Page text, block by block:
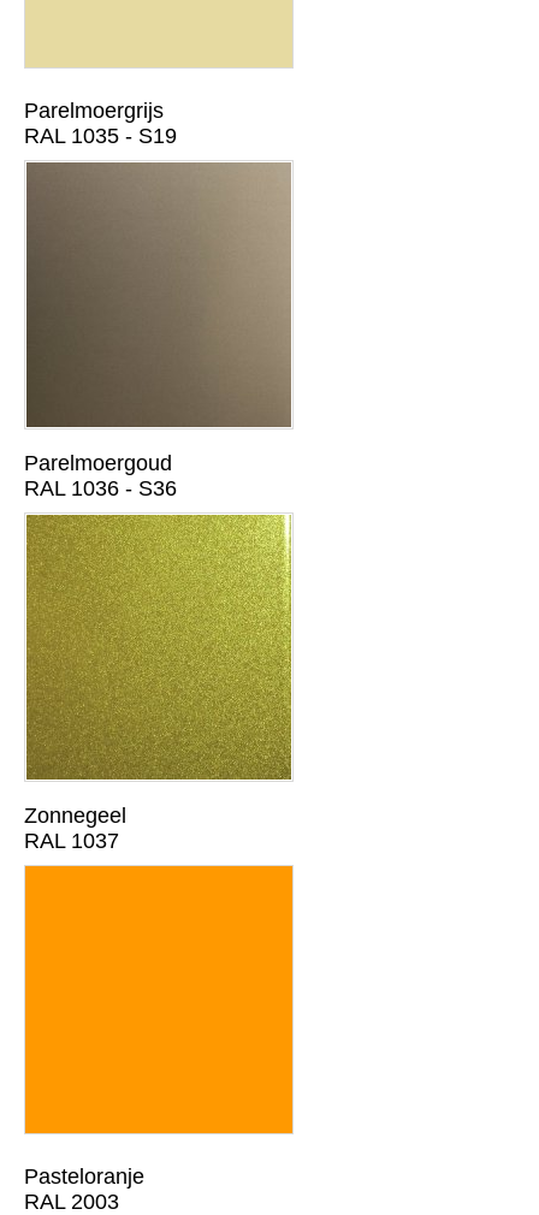
Parelmoergrijs
RAL 1035 - S19
Parelmoergoud
RAL 1036 - S36
Zonnegeel
RAL 1037
Pasteloranje
RAL 2003